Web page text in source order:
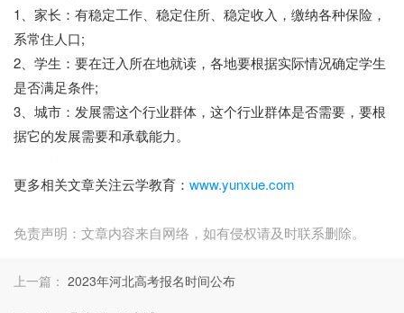
1、家长：有稳定工作、稳定住所、稳定收入，缴纳各种保险，
系常住人口;
2、学生：要在迁入所在地就读，各地要根据实际情况确定学生
是否满足条件;
3、城市：发展需这个行业群体，这个行业群体是否需要，要根
据它的发展需要和承载能力。
更多相关文章关注云学教育： www.yunxue.com
免责声明：文章内容来自网络，如有侵权请及时联系删除。
上一篇： 2023年河北高考报名时间公布